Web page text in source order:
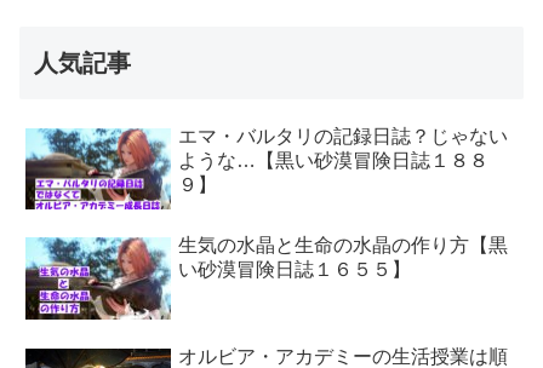
人気記事
エマ・バルタリの記録日誌？じゃない
ような…【黒い砂漠冒険日誌１８８
９】
生気の水晶と生命の水晶の作り方【黒
い砂漠冒険日誌１６５５】
オルビア・アカデミーの生活授業は順